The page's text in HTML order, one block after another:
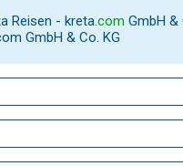
Reisen - kreta.com GmbH &
GmbH & Co. KG